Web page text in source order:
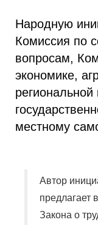
Народную
Комиссия по
вопросам,
экономике,
местному
Автор
предлагает
Закона о